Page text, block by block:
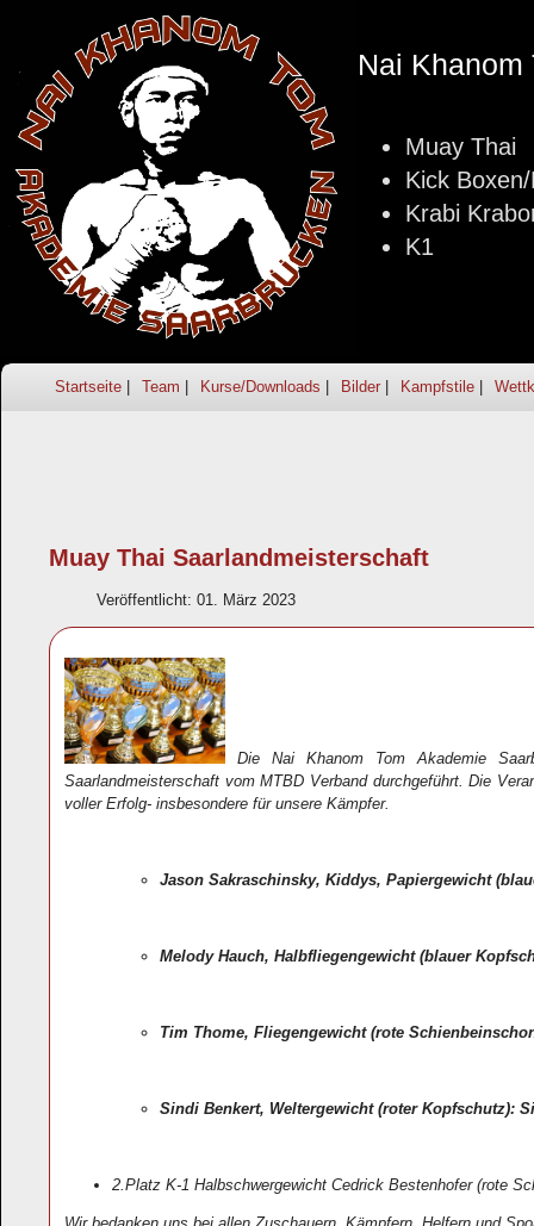
Nai Khanom
Muay Thai
Kick
Krabi
K1
Startseite Team Kurse/Downloads Bilder Kampfstile
Muay Thai Saarlandmeisterschaft
Veröffentlicht: 01. März 2023
Die Nai Khanom Tom Akademie
Saarlandmeisterschaft vom MTBD Verband durchgeführt. Die
voller Erfolg- insbesondere für unsere Kämpfer.
Jason Sakraschinsky, Kiddys, Papiergewicht
Melody Hauch, Halbfliegengewicht (blauer
Tim Thome, Fliegengewicht (rote
Sindi Benkert, Weltergewicht (roter Kopfschutz):
2.Platz K-1 Halbschwergewicht Cedrick Bestenhofer (rote